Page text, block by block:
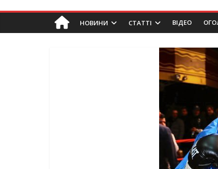
НОВИНИ СТАТТІ ВIДЕО